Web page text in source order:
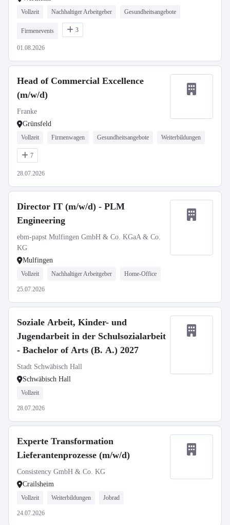
Vollzeit Nachhaltiger Arbeitgeber Gesundheitsangebote
Firmenevents 3
01.08.2026
Head of Commercial Excellence
(m/w/d)
Franke
Grünsfeld
Vollzeit Firmenwagen Gesundheitsangebote Weiterbildungen
7
28.07.2026
Director IT (m/w/d) - PLM
Engineering
ebm-papst Mulfingen GmbH & Co. KGaA & Co.
KG
Mulfingen
Vollzeit Nachhaltiger Arbeitgeber Home-Office
25.07.2026
Soziale Arbeit, Kinder- und
Jugendarbeit in der Schulsozialarbeit
- Bachelor of Arts (B. A.) 2027
Stadt Schwäbisch Hall
Schwäbisch Hall
Vollzeit
28.07.2026
Experte Transformation
Lieferantenprozesse (m/w/d)
Consistency GmbH & Co. KG
Crailsheim
Vollzeit Weiterbildungen Jobrad
24.07.2026